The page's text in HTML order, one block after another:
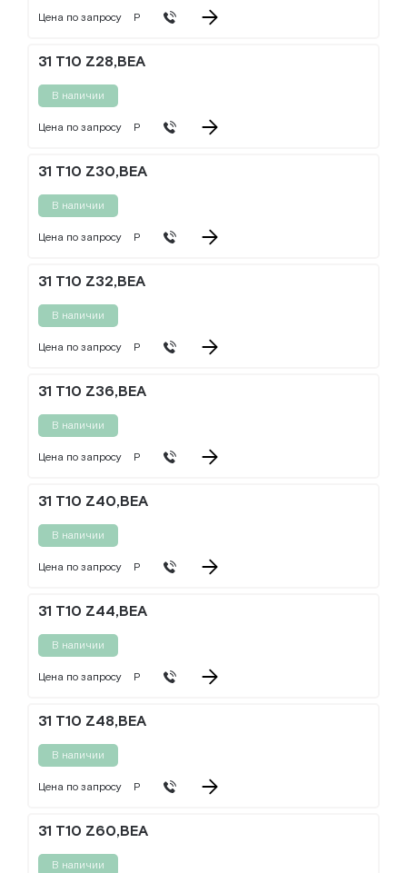
Цена по запросу Р
31 T10 Z28,BEA
В наличии
Цена по запросу Р
31 T10 Z30,BEA
В наличии
Цена по запросу Р
31 T10 Z32,BEA
В наличии
Цена по запросу Р
31 T10 Z36,BEA
В наличии
Цена по запросу Р
31 T10 Z40,BEA
В наличии
Цена по запросу Р
31 T10 Z44,BEA
В наличии
Цена по запросу Р
31 T10 Z48,BEA
В наличии
Цена по запросу Р
31 T10 Z60,BEA
В наличии